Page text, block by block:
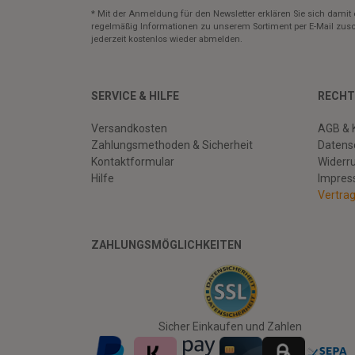
* Mit der Anmeldung für den Newsletter erklären Sie sich damit
regelmäßig Informationen zu unserem Sortiment per E-Mail
jederzeit kostenlos wieder abmelden.
SERVICE & HILFE
Versandkosten
Zahlungsmethoden & Sicherheit
Kontaktformular
Hilfe
AGB
ZAHLUNGSMÖGLICHKEITEN
Sicher Einkaufen und Zahlen
Twitter Youtube